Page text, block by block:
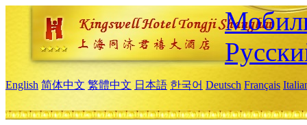
English 简体中文 繁體中文 日本語 한국어 Deutsch Français